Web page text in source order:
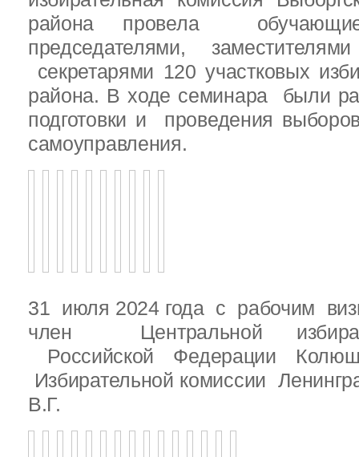
района провела
председателями,
секретарями 120 участковых
района. В ходе семинара были
подготовки и проведения
самоуправления.
31 июля 2024 года с рабочим
член Центральной
Российской Федерации
Избирательной комиссии
В.Г.